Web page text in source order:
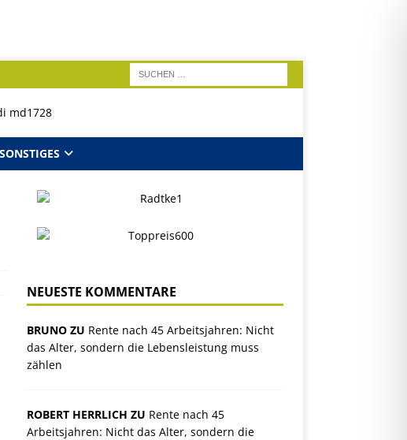
SONSTIGES
NEUESTE KOMMENTARE
BRUNO ZU Rente nach 45 Arbeitsjahren: Nicht
das Alter, sondern die Lebensleistung muss
zählen
ROBERT HERRLICH ZU Rente nach 45
Arbeitsjahren: Nicht das Alter, sondern die